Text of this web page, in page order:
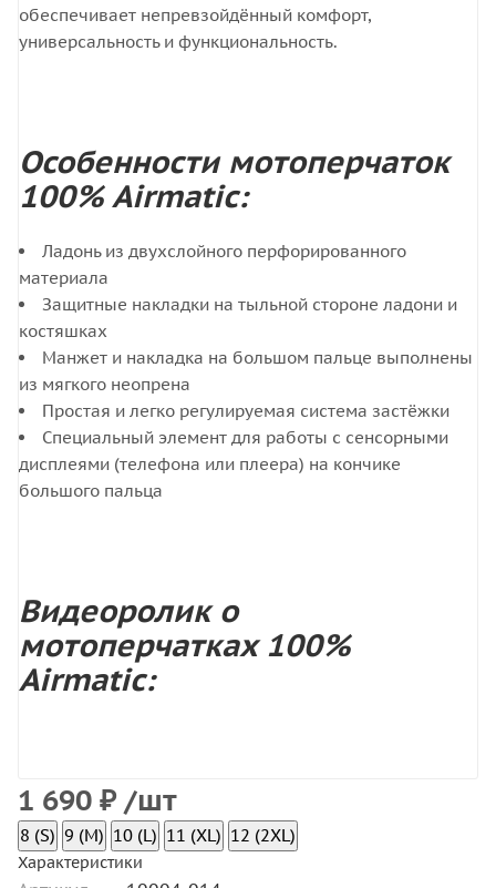
обеспечивает непревзойдённый комфорт,
универсальность и функциональность.
Особенности мотоперчаток
100% Airmatic:
Ладонь из двухслойного перфорированного
материала
Защитные накладки на тыльной стороне ладони и
костяшках
Манжет и накладка на большом пальце выполнены
из мягкого неопрена
Простая и легко регулируемая система застёжки
Специальный элемент для работы с сенсорными
дисплеями (телефона или плеера) на кончике
большого пальца
Видеоролик о
мотоперчатках 100%
Airmatic:
1 690 ₽ /шт
8 (S) 9 (M) 10 (L) 11 (XL) 12 (2XL)
Характеристики